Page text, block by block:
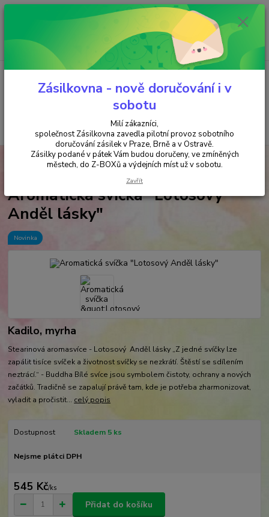
Minimální hodnota objednávky je 200 kč. Při nákupu nad 2000,- Kč je
požadována platba předem na účet.
Menu
+420 737 737 037
(Po-Pá, 9-18 hod.)
za
SVÍČKY & SVÍCNY & SOLNÉ LAMPY SVÍČKY
Aromatická
svíčka "Lotosový Anděl lásky"
Aromatická svíčka "Lotosový
Anděl lásky"
Novinka
Kadilo, myrha
Stearinová aromasvíce - Lotosový Anděl lásky „Z jedné svíčky lze
zapálit tisíce svíček a životnost svíčky se nezkrátí. Štěstí se sdílením
neztrácí.“ - Buddha Bílé svíce jsou symbolem čistoty, ochrany a nových
začátků. Tradičně se zapalují právě tam, kde je potřeba zharmonizovat,
vyladit a pročistit... celý popis
Dostupnost Skladem 5 ks
Nejsme plátci DPH
545 Kč/ks
Přidat do košíku
Zásilkovna - nově doručování i v
sobotu
Milí zákazníci,
společnost Zásilkovna zavedla pilotní provoz sobotního
doručování zásilek v Praze, Brně a v Ostravě.
Zásilky podané v pátek Vám budou doručeny, ve zmíněných
městech, do Z-BOXů a výdejních míst už v sobotu.
Zavřít